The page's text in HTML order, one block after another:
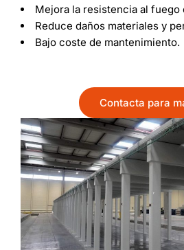
Mejora la resistencia al fuego
Reduce daños materiales y
Bajo coste de mantenimiento.
Contacta para